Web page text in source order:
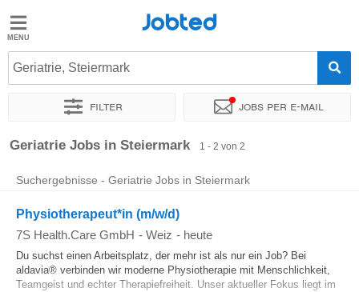
Jobted
Jobs
Jobted
Geriatrie, Steiermark
Filter Jobs per e-mail
Sortieren nach Personaldienstleister
Geriatrie Jobs in Steiermark 1 - 2 von 2
Suchergebnisse - Geriatrie Jobs in Steiermark
Physiotherapeut*in (m/w/d)
7S Health.Care GmbH - Weiz - heute
Du suchst einen Arbeitsplatz, der mehr ist als nur ein Job? Bei
aldavia® verbinden wir moderne Physiotherapie mit Menschlichkeit,
Teamgeist und echter Therapiefreiheit. Unser aktueller Fokus liegt im